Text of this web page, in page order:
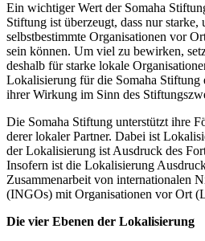
Ein wichtiger Wert der Somaha
Stiftung ist überzeugt, dass nur starke,
selbstbestimmte Organisationen vor
sein können. Um viel zu bewirken,
deshalb für starke lokale
Lokalisierung für die Somaha
ihrer Wirkung im Sinn des
Die Somaha Stiftung unterstützt ihre
derer lokaler Partner. Dabei ist
der Lokalisierung ist Ausdruck des
Insofern ist die Lokalisierung
Zusammenarbeit von internationalen
(INGOs) mit Organisationen vor Ort
Die vier Ebenen der Lokalisierung